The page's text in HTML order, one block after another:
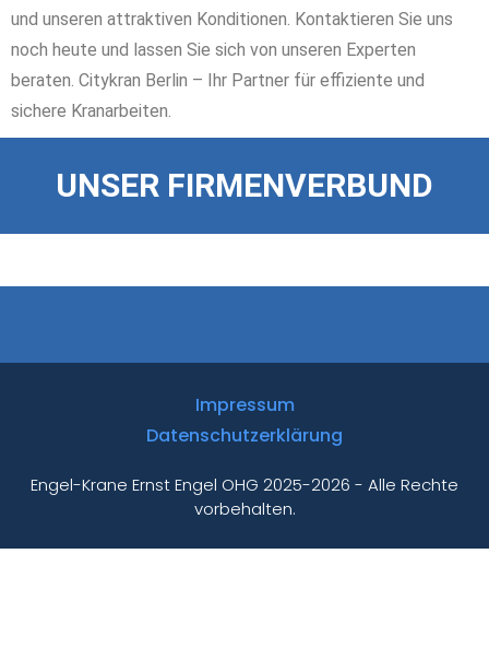
und unseren attraktiven Konditionen. Kontaktieren Sie uns
noch heute und lassen Sie sich von unseren Experten
beraten. Citykran Berlin – Ihr Partner für effiziente und
sichere Kranarbeiten.
UNSER FIRMENVERBUND
Engel-Krane Ernst Engel OHG 2025-2026 - Alle Rechte
vorbehalten.
Impressum
Datenschutzerklärung